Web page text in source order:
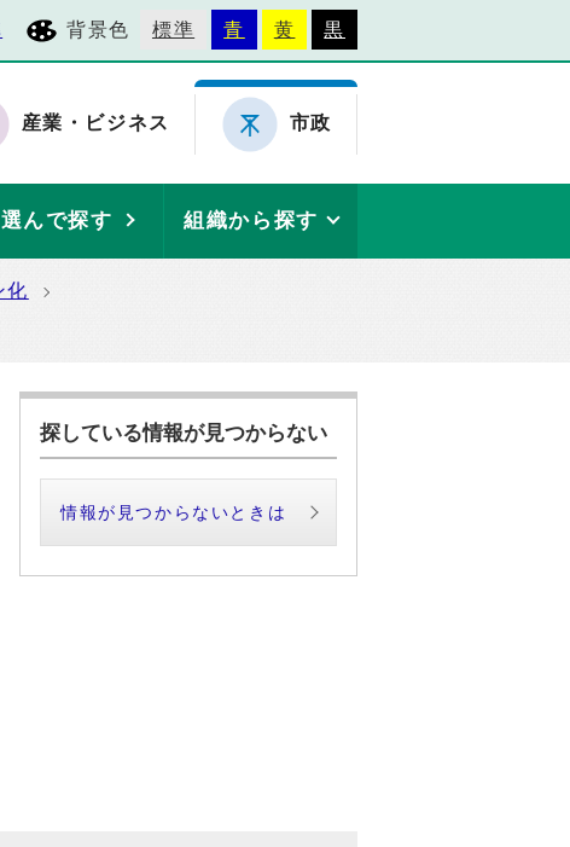
背景色 標準 青 黄 黒
産業・ビジネス 市政
選んで探す 組織から探す
化
探している情報が見つからない
情報が見つからないときは